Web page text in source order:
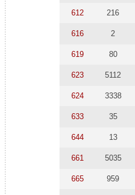
612 216
616 2
619 80
623 5112
624 3338
633 35
644 13
661 5035
665 959